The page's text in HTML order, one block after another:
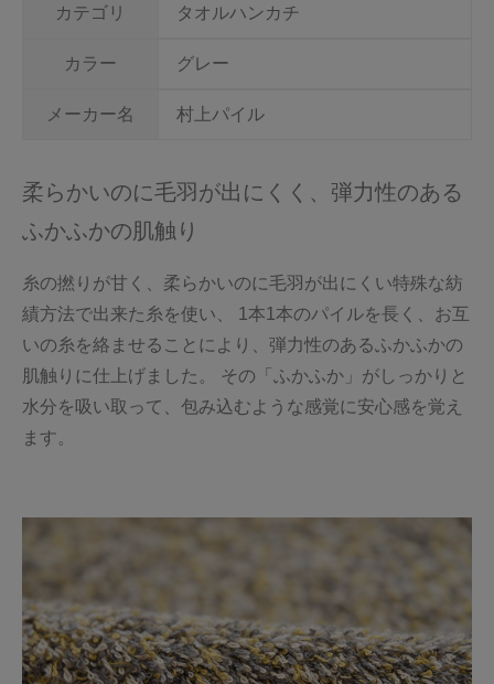
カテゴリ タオルハンカチ
カラー グレー
メーカー名 村上パイル
柔らかいのに毛羽が出にくく、弾力性のある
ふかふかの肌触り
糸の撚りが甘く、柔らかいのに毛羽が出にくい特殊な紡
績方法で出来た糸を使い、 1本1本のパイルを長く、お互
いの糸を絡ませることにより、弾力性のあるふかふかの
肌触りに仕上げました。 その「ふかふか」がしっかりと
水分を吸い取って、包み込むような感覚に安心感を覚え
ます。